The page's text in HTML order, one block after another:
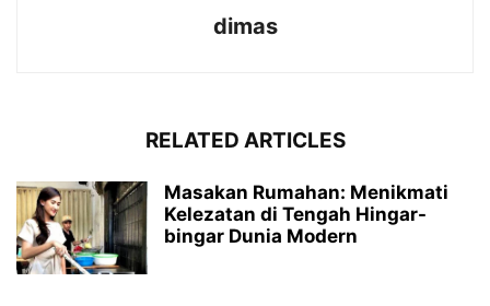
dimas
RELATED ARTICLES
Masakan Rumahan: Menikmati
Kelezatan di Tengah Hingar-
bingar Dunia Modern